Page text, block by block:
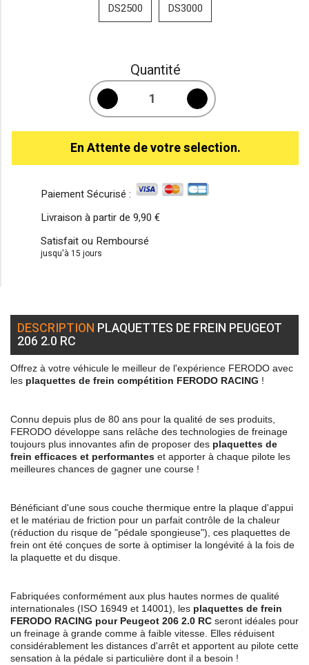
DS2500 DS3000
Quantité
En Attente de votre selection.
Paiement Sécurisé :
Livraison à partir de 9,90 €
Satisfait ou Remboursé
jusqu'à 15 jours
DESCRIPTION PLAQUETTES DE FREIN PEUGEOT
206 2.0 RC
Offrez à votre véhicule le meilleur de l'expérience FERODO avec
les plaquettes de frein compétition FERODO RACING !
Connu depuis plus de 80 ans pour la qualité de ses produits,
FERODO développe sans relâche des technologies de freinage
toujours plus innovantes afin de proposer des plaquettes de
frein efficaces et performantes et apporter à chaque pilote les
meilleures chances de gagner une course !
Bénéficiant d'une sous couche thermique entre la plaque d'appui
et le matériau de friction pour un parfait contrôle de la chaleur
(réduction du risque de "pédale spongieuse"), ces plaquettes de
frein ont été conçues de sorte à optimiser la longévité à la fois de
la plaquette et du disque.
Fabriquées conformément aux plus hautes normes de qualité
internationales (ISO 16949 et 14001), les plaquettes de frein
FERODO RACING pour Peugeot 206 2.0 RC seront idéales pour
un freinage à grande comme à faible vitesse. Elles réduisent
considérablement les distances d'arrêt et apportent au pilote cette
sensation à la pédale si particulière dont il a besoin !